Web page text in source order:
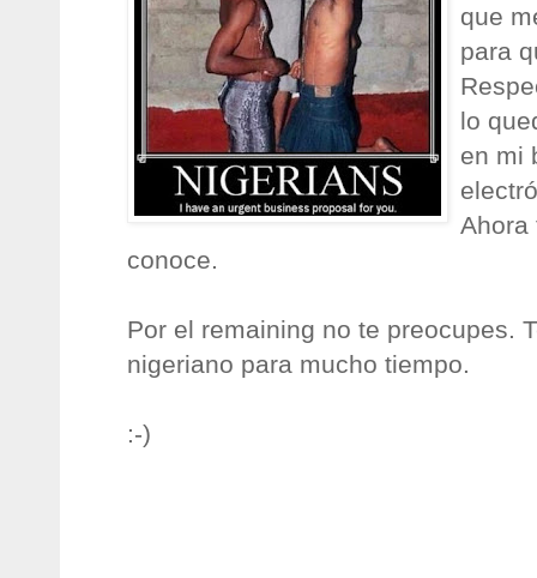
que
para
lo
en mi
Ahora
conoce.
Por el remaining no te preocupes.
nigeriano para mucho tiempo.
:-)